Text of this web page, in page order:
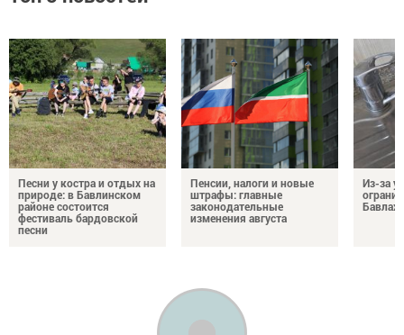
Песни у костра и отдых на
природе: в Бавлинском
районе состоится
фестиваль бардовской
песни
Пенсии, налоги и новые
штрафы: главные
законодательные
изменения августа
Из-за
Бавлах